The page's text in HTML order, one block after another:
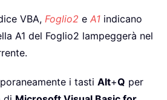
VBA, Foglio2 e A1 indicano
A1 del Foglio2 lampeggerà nel
i tasti Alt+Q per